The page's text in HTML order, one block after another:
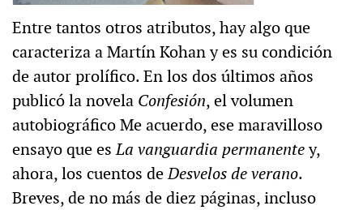
Entre tantos otros atributos, hay algo que
caracteriza a Martín Kohan y es su condición
de autor prolífico. En los dos últimos años
publicó la novela Confesión, el volumen
autobiográfico Me acuerdo, ese maravilloso
ensayo que esLa vanguardia permanentey,
ahora, los cuentos deDesvelos de verano.
Breves, de no más de diez páginas, incluso